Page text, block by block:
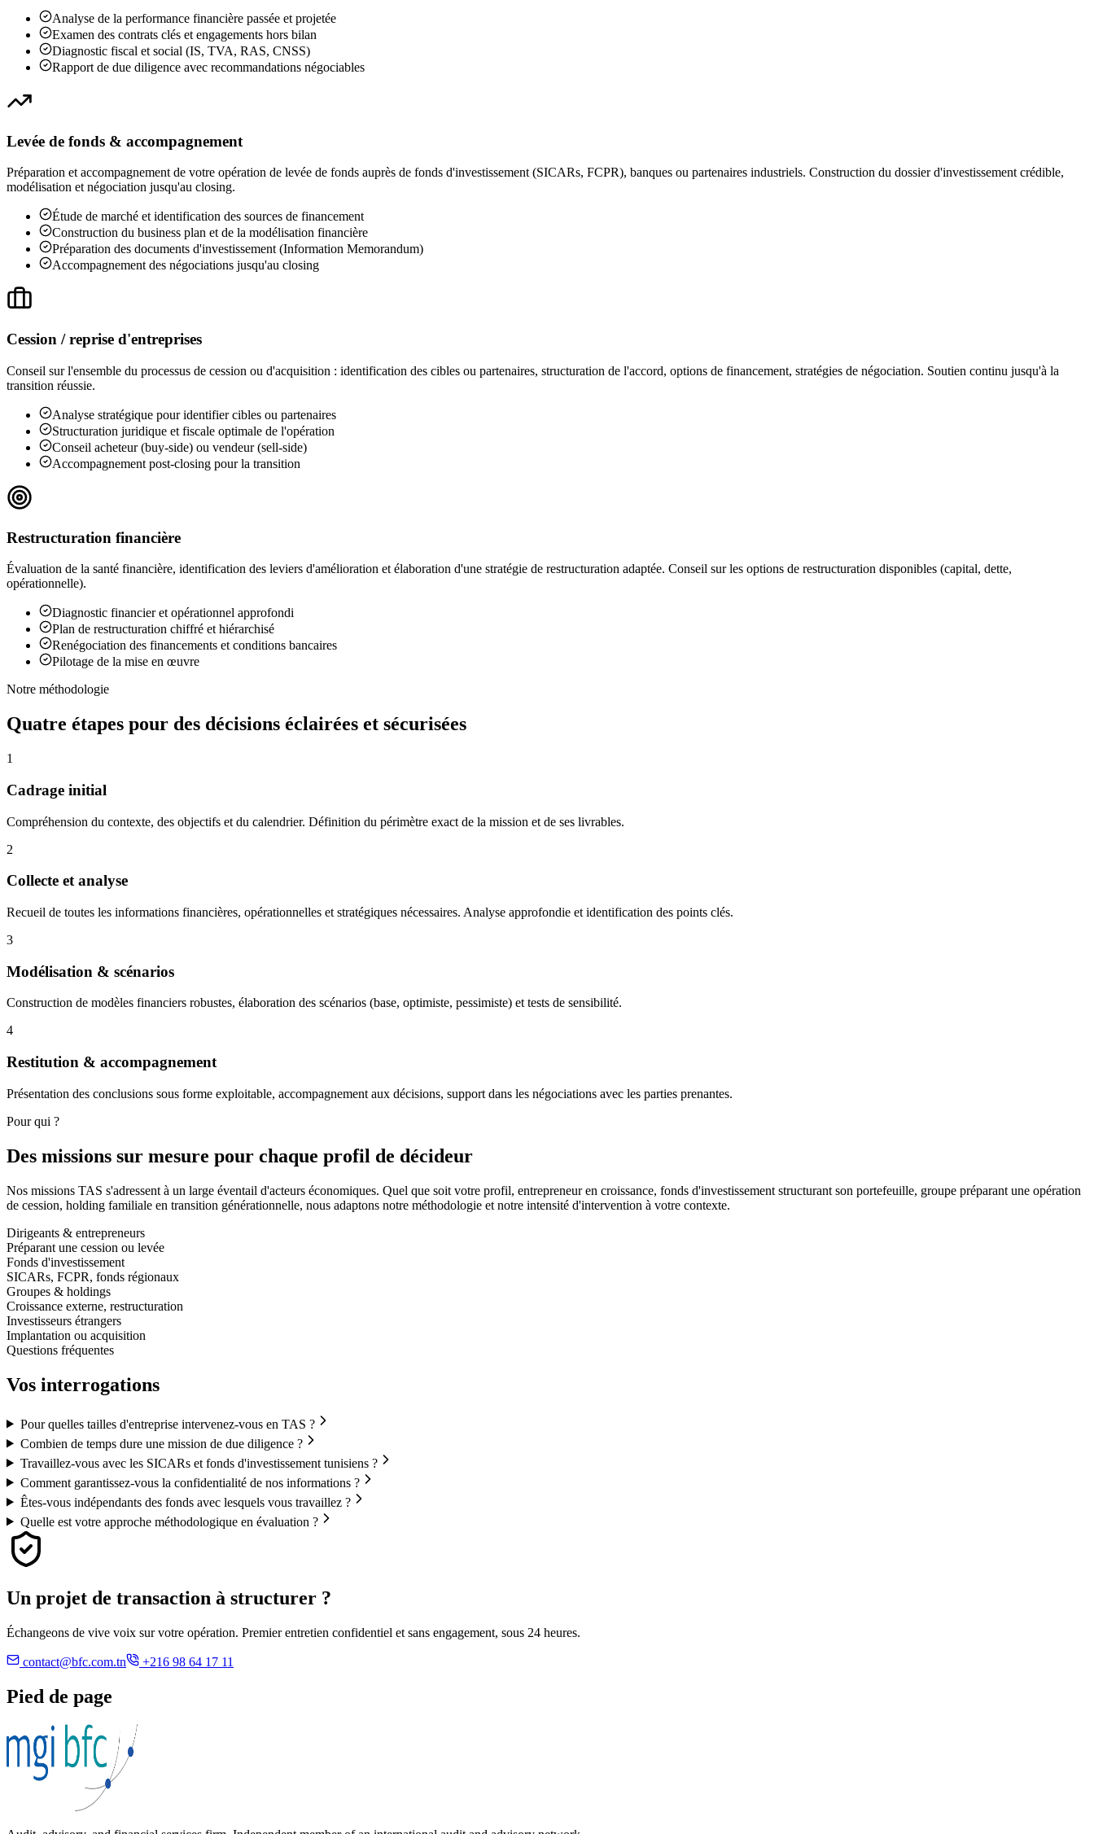
Analyse de la performance financière passée et projetée
Examen des contrats clés et engagements hors bilan
Diagnostic fiscal et social (IS, TVA, RAS, CNSS)
Rapport de due diligence avec recommandations négociables
Levée de fonds & accompagnement
Préparation et accompagnement de votre opération de levée de fonds auprès de fonds d'investissement (SICARs, FCPR), banques ou partenaires industriels. Construction du dossier d'investissement crédible,
modélisation et négociation jusqu'au closing.
Étude de marché et identification des sources de financement
Construction du business plan et de la modélisation financière
Préparation des documents d'investissement (Information Memorandum)
Accompagnement des négociations jusqu'au closing
Cession / reprise d'entreprises
Conseil sur l'ensemble du processus de cession ou d'acquisition : identification des cibles ou partenaires, structuration de l'accord, options de financement, stratégies de négociation. Soutien continu jusqu'à la
transition réussie.
Analyse stratégique pour identifier cibles ou partenaires
Structuration juridique et fiscale optimale de l'opération
Conseil acheteur (buy-side) ou vendeur (sell-side)
Accompagnement post-closing pour la transition
Restructuration financière
Évaluation de la santé financière, identification des leviers d'amélioration et élaboration d'une stratégie de restructuration adaptée. Conseil sur les options de restructuration disponibles (capital, dette,
opérationnelle).
Diagnostic financier et opérationnel approfondi
Plan de restructuration chiffré et hiérarchisé
Renégociation des financements et conditions bancaires
Pilotage de la mise en œuvre
Notre méthodologie
Quatre étapes pour des décisions éclairées et sécurisées
1
Cadrage initial
Compréhension du contexte, des objectifs et du calendrier. Définition du périmètre exact de la mission et de ses livrables.
2
Collecte et analyse
Recueil de toutes les informations financières, opérationnelles et stratégiques nécessaires. Analyse approfondie et identification des points clés.
3
Modélisation & scénarios
Construction de modèles financiers robustes, élaboration des scénarios (base, optimiste, pessimiste) et tests de sensibilité.
4
Restitution & accompagnement
Présentation des conclusions sous forme exploitable, accompagnement aux décisions, support dans les négociations avec les parties prenantes.
Pour qui ?
Des missions sur mesure pour chaque profil de décideur
Nos missions TAS s'adressent à un large éventail d'acteurs économiques. Quel que soit votre profil, entrepreneur en croissance, fonds d'investissement structurant son portefeuille, groupe préparant une opération
de cession, holding familiale en transition générationnelle, nous adaptons notre méthodologie et notre intensité d'intervention à votre contexte.
Dirigeants & entrepreneurs
Préparant une cession ou levée
Fonds d'investissement
SICARs, FCPR, fonds régionaux
Groupes & holdings
Croissance externe, restructuration
Investisseurs étrangers
Implantation ou acquisition
Questions fréquentes
Vos interrogations
Pour quelles tailles d'entreprise intervenez-vous en TAS ?
Combien de temps dure une mission de due diligence ?
Travaillez-vous avec les SICARs et fonds d'investissement tunisiens ?
Comment garantissez-vous la confidentialité de nos informations ?
Êtes-vous indépendants des fonds avec lesquels vous travaillez ?
Quelle est votre approche méthodologique en évaluation ?
Un projet de transaction à structurer ?
Échangeons de vive voix sur votre opération. Premier entretien confidentiel et sans engagement, sous 24 heures.
contact@bfc.com.tn +216 98 64 17 11
Pied de page